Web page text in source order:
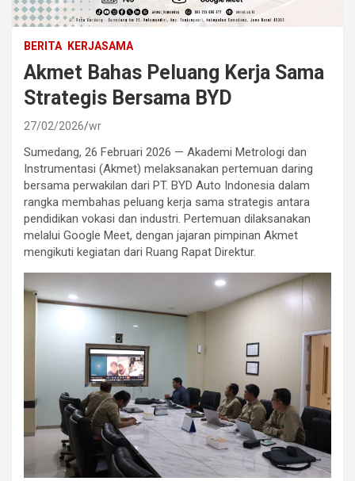
BERITA KERJASAMA
Akmet Bahas Peluang Kerja Sama
Strategis Bersama BYD
27/02/2026 wr
Sumedang, 26 Februari 2026 — Akademi Metrologi dan
Instrumentasi (Akmet) melaksanakan pertemuan daring
bersama perwakilan dari PT. BYD Auto Indonesia dalam
rangka membahas peluang kerja sama strategis antara
pendidikan vokasi dan industri. Pertemuan dilaksanakan
melalui Google Meet, dengan jajaran pimpinan Akmet
mengikuti kegiatan dari Ruang Rapat Direktur.